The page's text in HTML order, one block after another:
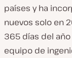
países y ha
nuevos solo en
365 días del
equipo de